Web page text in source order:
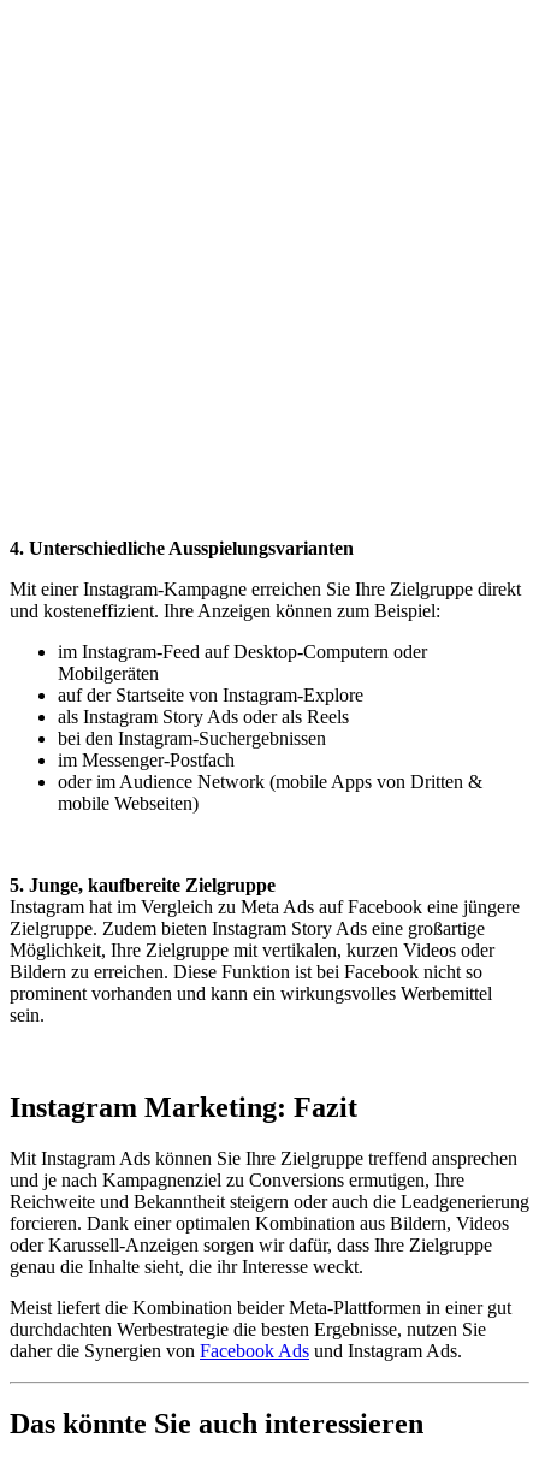
4. Unterschiedliche Ausspielungsvarianten
Mit einer Instagram-Kampagne erreichen Sie Ihre Zielgruppe direkt
und kosteneffizient. Ihre Anzeigen können zum Beispiel:
im Instagram-Feed auf Desktop-Computern oder
Mobilgeräten
auf der Startseite von Instagram-Explore
als Instagram Story Ads oder als Reels
bei den Instagram-Suchergebnissen
im Messenger-Postfach
oder im Audience Network (mobile Apps von Dritten &
mobile Webseiten)
5. Junge, kaufbereite Zielgruppe
Instagram hat im Vergleich zu Meta Ads auf Facebook eine jüngere
Zielgruppe. Zudem bieten Instagram Story Ads eine großartige
Möglichkeit, Ihre Zielgruppe mit vertikalen, kurzen Videos oder
Bildern zu erreichen. Diese Funktion ist bei Facebook nicht so
prominent vorhanden und kann ein wirkungsvolles Werbemittel
sein.
Instagram Marketing: Fazit
Mit Instagram Ads können Sie Ihre Zielgruppe treffend ansprechen
und je nach Kampagnenziel zu Conversions ermutigen, Ihre
Reichweite und Bekanntheit steigern oder auch die Leadgenerierung
forcieren. Dank einer optimalen Kombination aus Bildern, Videos
oder Karussell-Anzeigen sorgen wir dafür, dass Ihre Zielgruppe
genau die Inhalte sieht, die ihr Interesse weckt.
Meist liefert die Kombination beider Meta-Plattformen in einer gut
durchdachten Werbestrategie die besten Ergebnisse, nutzen Sie
daher die Synergien von Facebook Ads und Instagram Ads.
Das könnte Sie auch interessieren